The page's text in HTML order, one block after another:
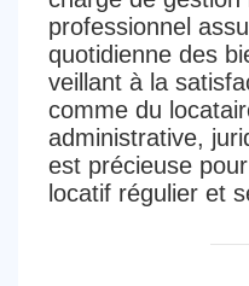
professionnel
quotidienne des
veillant à la
comme du
administrative,
est précieuse pour
locatif régulier et